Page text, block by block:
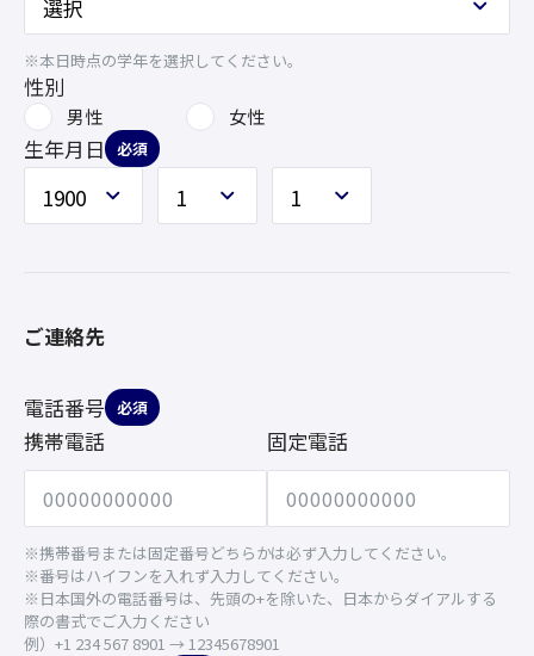
※本日時点の学年を選択してください。
性別
男性 女性
生年月日 必須
ご連絡先
電話番号 必須
携帯電話 固定電話
※携帯番号または固定番号どちらかは必ず入力してください。
※番号はハイフンを入れず入力してください。
※日本国外の電話番号は、先頭の+を除いた、日本からダイアルする
際の書式でご入力ください
例）+1 234 567 8901 → 12345678901